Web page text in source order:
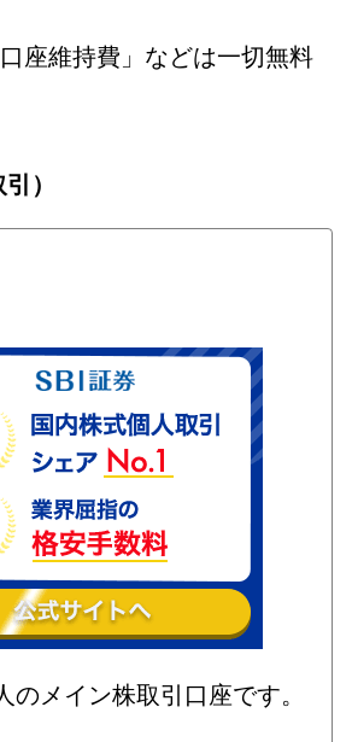
口座維持費」などは一切無料
）
のメイン株取引口座です。